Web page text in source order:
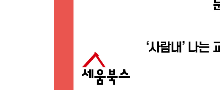
Story 54 _ 세대주의 269
Story 55 _ 친밀함 : 언약 274
Story 56 _ 참된 경건 279